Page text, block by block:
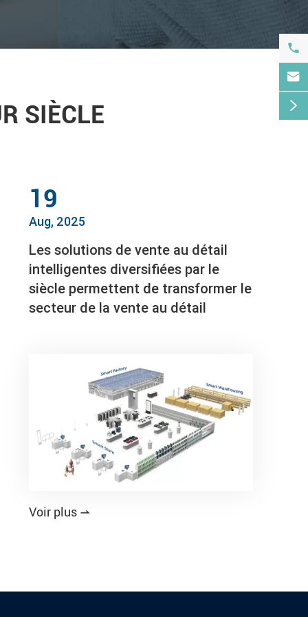
SIÈCLE
19
Aug, 2025
Les solutions de vente au détail
intelligentes diversifiées par le
siècle permettent de transformer le
secteur de la vente au détail
Voir plus 


